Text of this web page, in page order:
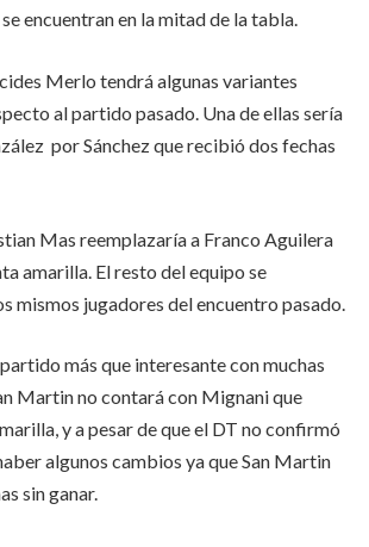
encuentran en la mitad de la tabla.
Merlo tendrá algunas variantes
al partido pasado. Una de ellas sería
por Sánchez que recibió dos fechas
Mas reemplazaría a Franco Aguilera
amarilla. El resto del equipo se
mismos jugadores del encuentro pasado.
más que interesante con muchas
Martin no contará con Mignani que
y a pesar de que el DT no confirmó
algunos cambios ya que San Martin
sin ganar.